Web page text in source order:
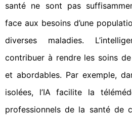
santé ne sont pas
face aux besoins d’une
diverses maladies.
contribuer à rendre les soins
et abordables. Par exemple,
isolées, l’IA facilite la
professionnels de la santé de